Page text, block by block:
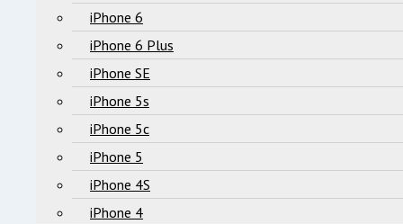
iPhone 6
iPhone 6 Plus
iPhone SE
iPhone 5s
iPhone 5c
iPhone 5
iPhone 4S
iPhone 4